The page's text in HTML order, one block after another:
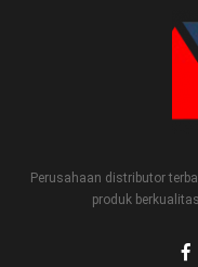
Perusahaan distributor
produk